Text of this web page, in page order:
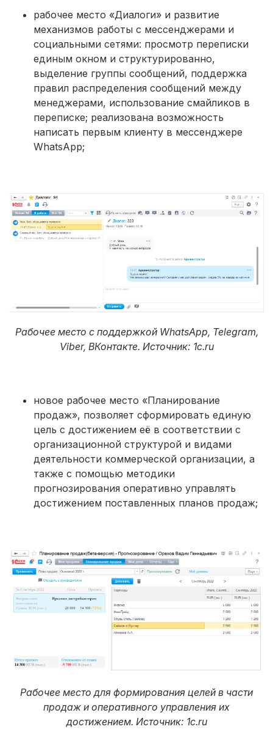
рабочее место «Диалоги» и развитие
механизмов работы с мессенджерами и
социальными сетями: просмотр переписки
единым окном и структурированно,
выделение группы сообщений, поддержка
правил распределения сообщений между
менеджерами, использование смайликов в
переписке; реализована возможность
написать первым клиенту в мессенджере
WhatsApp;
Рабочее место с поддержкой WhatsApp, Telegram,
Viber, ВКонтакте. Источник: 1с.ru
новое рабочее место «Планирование
продаж», позволяет сформировать единую
цель с достижением её в соответствии с
организационной структурой и видами
деятельности коммерческой организации, а
также с помощью методики
прогнозирования оперативно управлять
достижением поставленных планов продаж;
Рабочее место для формирования целей в части
продаж и оперативного управления их
достижением. Источник: 1с.ru